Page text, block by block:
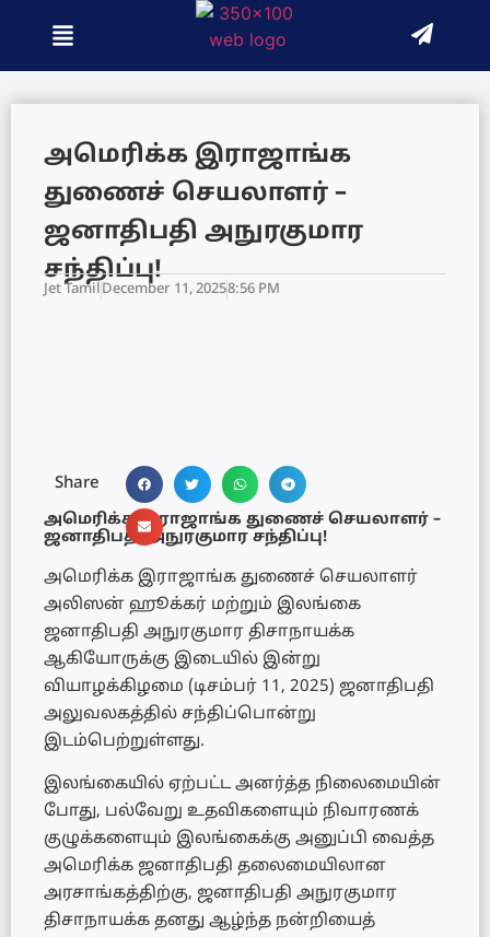
அமெரிக்க இராஜாங்க
துணைச் செயலாளர் –
ஜனாதிபதி அநுரகுமார
சந்திப்பு!
Jet TamilDecember 11, 20258:56 PM
Share
அமெரிக்க இராஜாங்க துணைச் செயலாளர் –
ஜனாதிபதி அநுரகுமார சந்திப்பு!
அமெரிக்க இராஜாங்க துணைச் செயலாளர்
அலிஸன் ஹூக்கர் மற்றும் இலங்கை
ஜனாதிபதி அநுரகுமார திசாநாயக்க
ஆகியோருக்கு இடையில் இன்று
வியாழக்கிழமை (டிசம்பர் 11, 2025) ஜனாதிபதி
அலுவலகத்தில் சந்திப்பொன்று
இடம்பெற்றுள்ளது.
இலங்கையில் ஏற்பட்ட அனர்த்த நிலைமையின்
போது, பல்வேறு உதவிகளையும் நிவாரணக்
குழுக்களையும் இலங்கைக்கு அனுப்பி வைத்த
அமெரிக்க ஜனாதிபதி தலைமையிலான
அரசாங்கத்திற்கு, ஜனாதிபதி அநுரகுமார
திசாநாயக்க தனது ஆழ்ந்த நன்றியைத்